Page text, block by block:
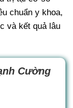
chuẩn y khoa,
và kết quả lâu
Cường